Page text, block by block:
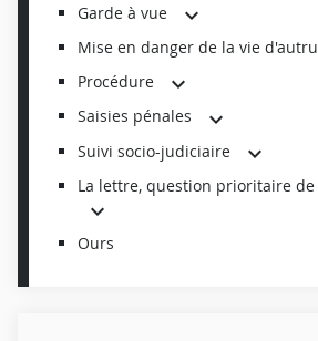
Garde à vue
Mise en danger de la vie
Procédure
Saisies pénales
Suivi socio-judiciaire
La lettre, question prioritaire
Ours